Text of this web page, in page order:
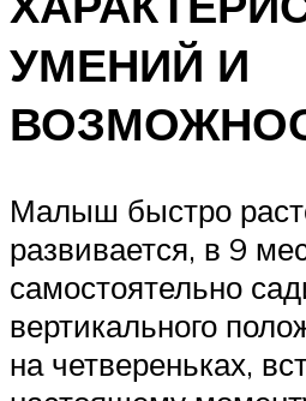
УМЕНИЙ И
Малыш быстро
развивается, в 9
самостоятельно
вертикального
на четвереньках,